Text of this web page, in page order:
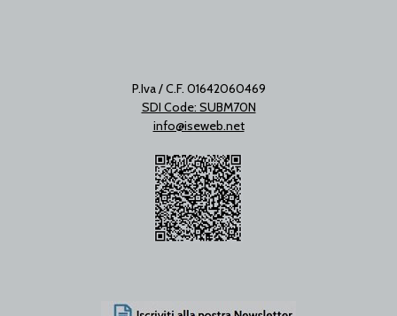
P.Iva / C.F. 01642060469
SDI Code: SUBM70N
info@iseweb.net